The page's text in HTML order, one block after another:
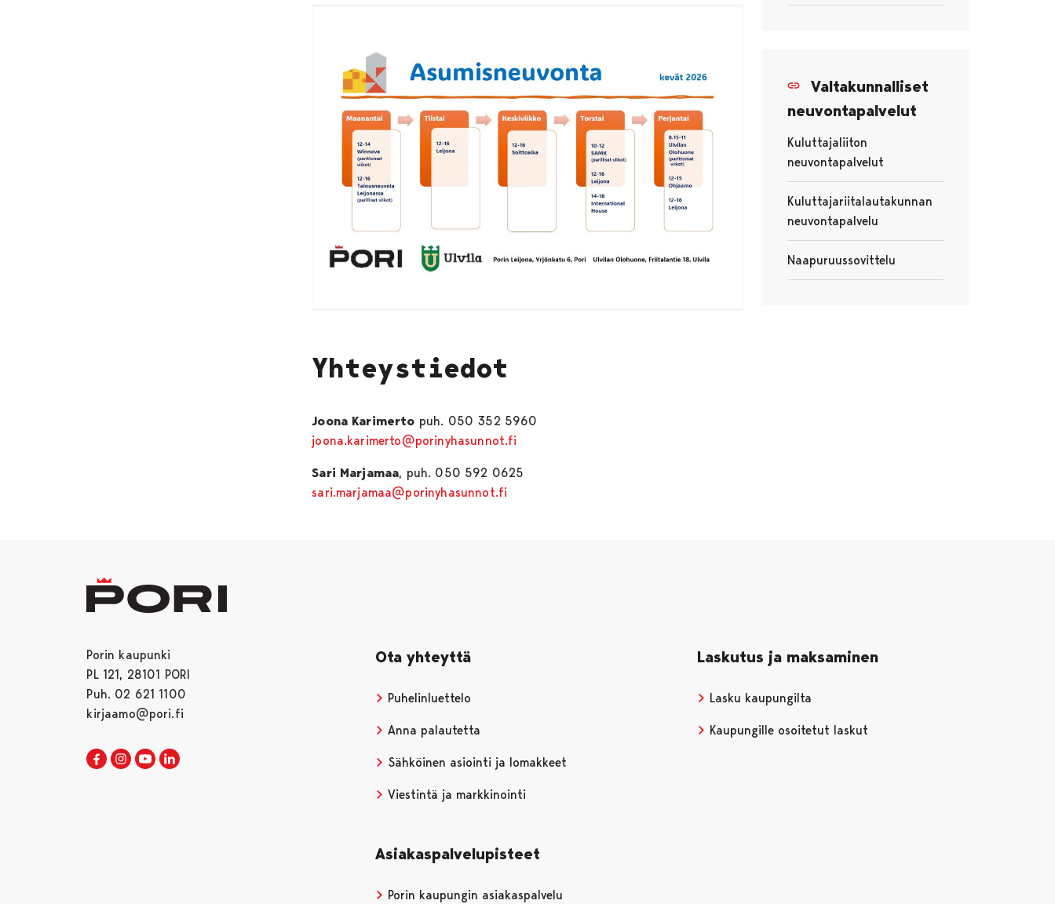
Yhteystiedot
Joona Karimerto puh. 050 352 5960
joona.karimerto@porinyhasunnot.fi
Sari Marjamaa, puh. 050 592 0625
sari.marjamaa@porinyhasunnot.fi
Avautuu uudessa välilehdessä
Valtakunnalliset
neuvontapalvelut
Kuluttajaliiton
neuvontapalvelut
Avautuu uudessa välilehdessä
Kuluttajariitalautakunnan
neuvontapalvelu
Avautuu uudessa välilehdessä
Naapuruussovittelu
Avautuu uudessa välilehdessä
Porin kaupunki
PL 121, 28101 PORI
Puh. 02 621 1100
kirjaamo@pori.fi
Porin kaupunki Facebookissa
Avautuu uudessa välilehdessä
Porin kaupunki Instagramissa
Avautuu uudessa välilehdessä
Porin kaupunki Youtubessa
Avautuu uudessa välilehdessä
Ota yhteyttä
Puhelinluettelo
Anna palautetta
Sähköinen asiointi ja lomakkeet
Viestintä ja markkinointi
Laskutus ja maksaminen
Lasku kaupungilta
Kaupungille osoitetut laskut
Asiakaspalvelupisteet
Porin kaupungin asiakaspalvelu